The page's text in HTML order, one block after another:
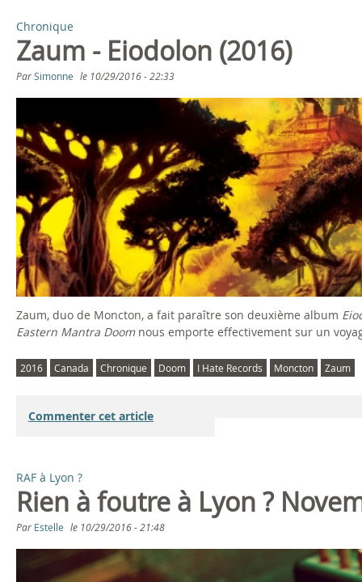
Chronique
Zaum - Eiodolon (2016)
ParSimonne le 10/29/2016 - 22:33
Zaum, duo de Moncton, a fait paraître son deuxième album
Eastern Mantra Doomnous emporte effectivement sur un
2016 Canada Chronique Doom I Hate Records Moncton Zaum
Commenter cet article
RAF à Lyon ?
Rien à foutre à Lyon ?
Par Estelle le 10/29/2016 - 21:48